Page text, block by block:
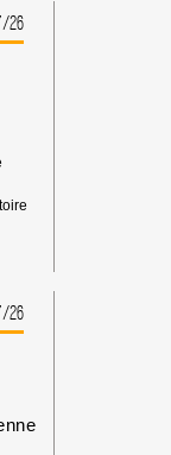
26
26